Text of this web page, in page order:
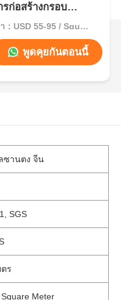
ก่อสร้างกรอบ
ราคา：USD 55-95 / Square Meter
พูดคุยกันตอนนี้
ซานตง จีน
SGS
ตร
Meter